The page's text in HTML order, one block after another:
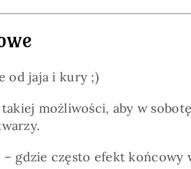
od jaja i kury ;)
możliwości, aby w
gdzie często efekt końcowy